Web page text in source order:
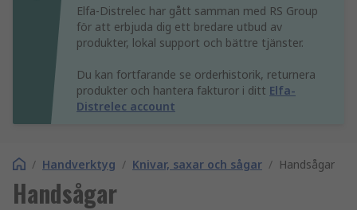
Elfa-Distrelec har gått samman med RS Group
för att erbjuda dig ett bredare utbud av
produkter, lokal support och bättre tjänster.
Du kan fortfarande se orderhistorik, returnera
produkter och hantera fakturor i ditt Elfa-
Distrelec account
/ Handverktyg / Knivar, saxar och sågar / Handsågar
Handsågar